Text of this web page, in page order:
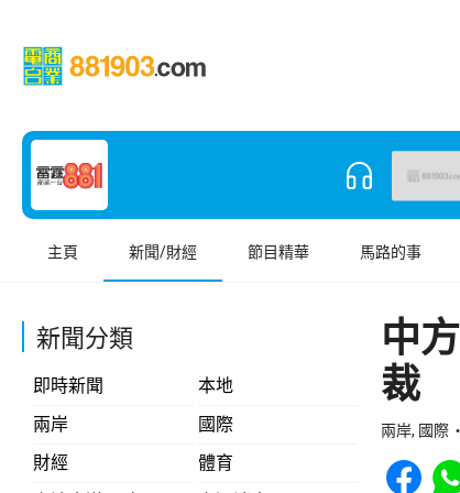
主頁 新聞/財經 節目精華 馬路的事
新聞分類
即時新聞
本地
兩岸
國際
財經
體育
中
裁
兩岸, 國際
Share to